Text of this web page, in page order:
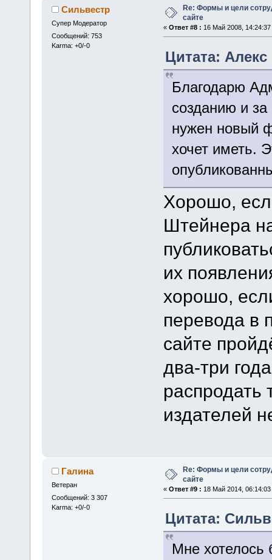
Сильвестр
Супер Модератор
Сообщений: 753
Karma: +0/-0
Re: Формы и цели
сайте
« Ответ #8 : 16 Май 2008, 14:24:37
Цитата: Алекс
Благодарю
созданию и
нужен новый
хочет иметь.
Хорошо,
Штейнера
их
хорошо,
перевода в
сайте
два-три
распродать
издателей
Галина
Ветеран
Сообщений: 3 307
Karma: +0/-0
Re: Формы и цели
сайте
« Ответ #9 : 18 Май 2014, 06:14:03
Цитата:
Мне хотелось